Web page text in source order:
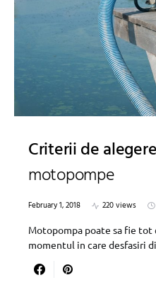
Criterii de
motopompe
February 1, 2018 220 views
Motopompa poate sa fie tot
momentul in care desfasiri